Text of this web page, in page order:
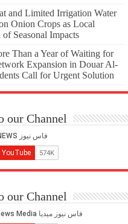
and Limited Irrigation Water
Onion Crops as Local
Seasonal Impacts
Than a Year of Waiting for
Expansion in Douar Al-
Call for Urgent Solution
our Channel
our Channel